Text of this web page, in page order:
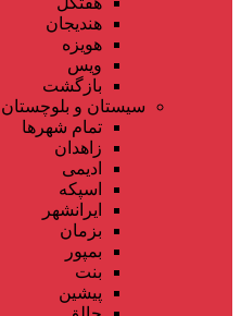
هندیجان
هویزه
ویس
بازگشت
سیستان و بلوچستان
تمام شهر‌ها
زاهدان
ادیمی
اسپکه
ایرانشهر
بزمان
بمپور
بنت
پیشین